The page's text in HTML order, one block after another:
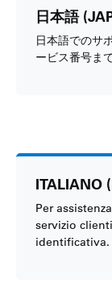
日本語
日本語でのサ
ービス番号ま
ITALIANO
Per
servizio
identificativa.